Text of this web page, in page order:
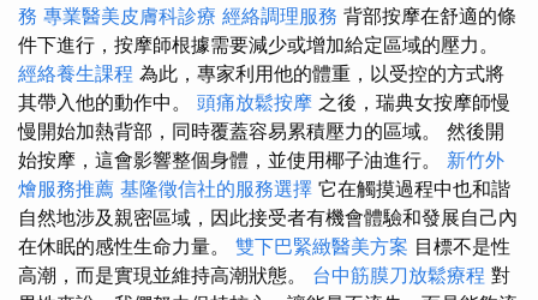
務 專業醫美皮膚科診療 經絡調理服務 背部按摩在舒適的條
件下進行，按摩師根據需要減少或增加給定區域的壓力。
經絡養生課程 為此，專家利用他的體重，以受控的方式將
其帶入他的動作中。 頭痛放鬆按摩 之後，瑞典女按摩師慢
慢開始加熱背部，同時覆蓋容易累積壓力的區域。 然後開
始按摩，這會影響整個身體，並使用椰子油進行。 新竹外
燴服務推薦 基隆徵信社的服務選擇 它在觸摸過程中也和諧
自然地涉及親密區域，因此接受者有機會體驗和發展自己內
在休眠的感性生命力量。 雙下巴緊緻醫美方案 目標不是性
高潮，而是實現並維持高潮狀態。 台中筋膜刀放鬆療程 對